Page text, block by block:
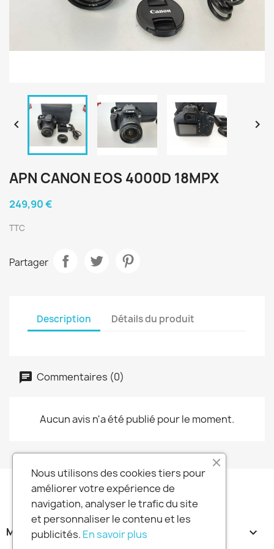
 
APN CANON EOS 4000D 18MPX
249,90 €
TTC
Partager
Description Détails du produit
Commentaires (0)
Aucun avis n'a été publié pour le moment.
MA SOCIETE 
Nous utilisons des cookies tiers pour
améliorer votre expérience de
navigation, analyser le trafic du site
et personnaliser le contenu et les
publicités. En savoir plus